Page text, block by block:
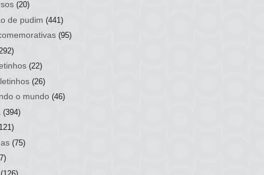
(20)
de pudim (441)
(95)
(22)
(26)
o mundo (46)
(394)
(75)